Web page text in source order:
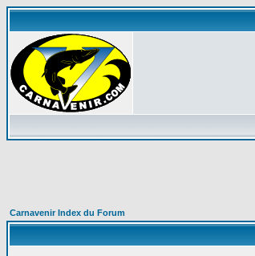
Carnavenir Index du Forum